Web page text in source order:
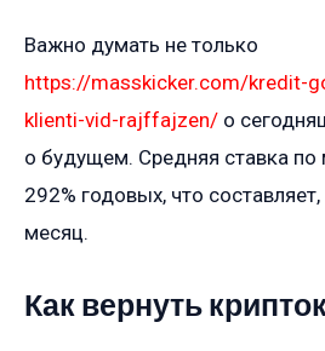
Важно думать не только
https://masskicker.com/kredit-
klienti-vid-rajffajzen/ о
о будущем. Средняя ставка
292% годовых, что
месяц.
Как вернуть